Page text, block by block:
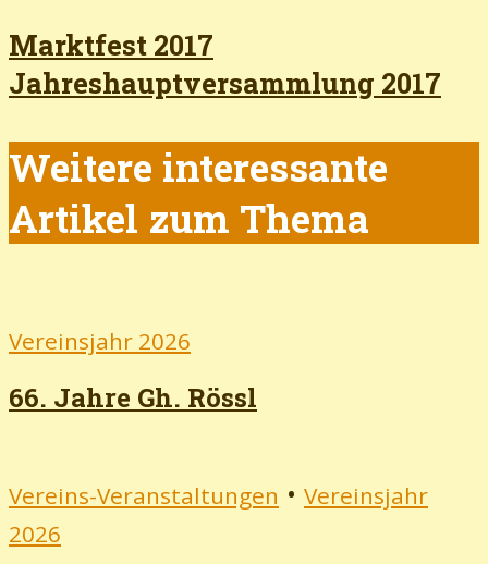
Marktfest 2017
Jahreshauptversammlung 2017
Weitere interessante
Artikel zum Thema
Vereinsjahr 2026
66. Jahre Gh. Rössl
Vereins-Veranstaltungen • Vereinsjahr
2026